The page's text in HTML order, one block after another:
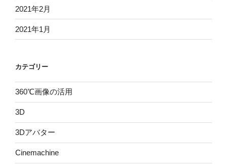
2021年2月
2021年1月
カテゴリー
360℃画像の活用
3D
3Dアバター
Cinemachine